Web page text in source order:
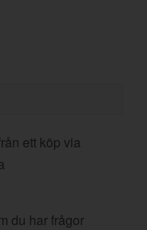
ett köp via
du har frågor